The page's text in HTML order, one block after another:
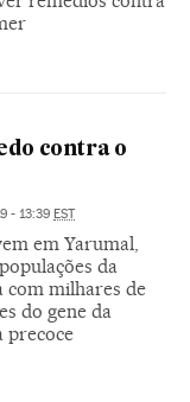
contra o
- 13:39 EST
em Yarumal,
da
com milhares de
do gene da
precoce